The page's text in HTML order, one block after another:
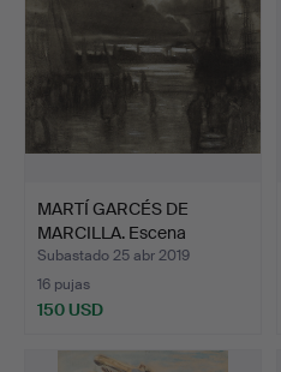
MARTÍ GARCÉS DE
MARCILLA. Escena
portuaria.
Subastado 25 abr 2019
16 pujas
150 USD